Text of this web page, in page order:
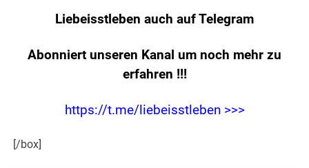
Liebeisstleben auch auf Telegram
Abonniert unseren Kanal um noch mehr zu
erfahren !!!
https://t.me/liebeisstleben >>>
[/box]